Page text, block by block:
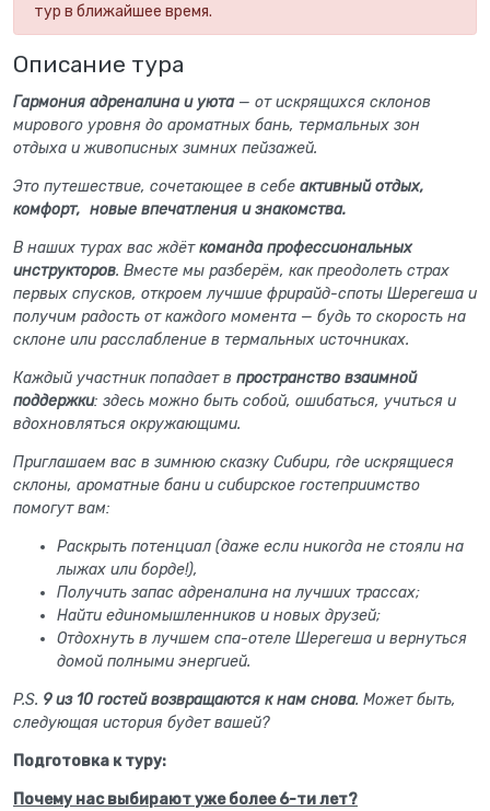
тур в ближайшее время.
Описание тура
Гармония адреналина и уюта— от искрящихся склонов
мирового уровня до ароматных бань, термальных зон
отдыха и живописных зимних пейзажей.
Это путешествие, сочетающее в себе активный отдых,
комфорт, новые впечатления и знакомства.
В наших турах вас ждёткоманда профессиональных
инструкторов. Вместе мы разберём, как преодолеть страх
первых спусков, откроем лучшие фрирайд-споты Шерегеша и
получим радость от каждого момента — будь то скорость на
склоне или расслабление в термальных источниках.
Каждый участник попадает в пространство взаимной
поддержки: здесь можно быть собой, ошибаться, учиться и
вдохновляться окружающими.
Приглашаем вас в зимнюю сказку Сибири, где искрящиеся
склоны, ароматные бани и сибирское гостеприимство
помогут вам:
Раскрыть потенциал (даже если никогда не стояли на
лыжах или борде!),
Получить запас адреналина на лучших трассах;
Найти единомышленников и новых друзей;
Отдохнуть в лучшем спа-отеле Шерегеша и вернуться
домой полными энергией.
P.S. 9 из 10 гостей возвращаются к нам снова. Может быть,
следующая история будет вашей?
Подготовка к туру:
Почему нас выбирают уже более 6-ти лет?